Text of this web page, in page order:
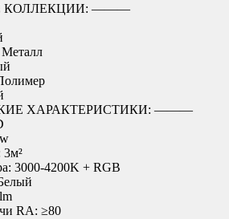
―――
ХАРАКТЕРИСТИКИ: ―――
3000-4200K + RGB
RA: ≥80